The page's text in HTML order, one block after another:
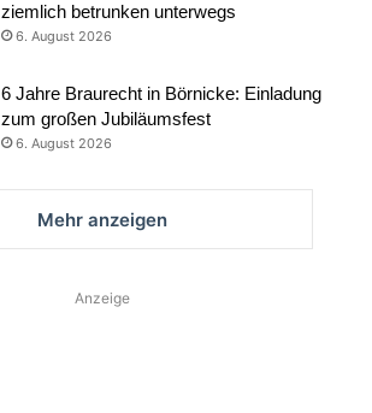
ziemlich betrunken unterwegs
6. August 2026
6 Jahre Braurecht in Börnicke: Einladung
zum großen Jubiläumsfest
6. August 2026
Mehr anzeigen
Anzeige